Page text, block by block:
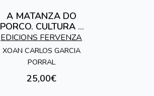
A MATANZA DO
PORCO. CULTURA E
TRADICION
EDICIONS FERVENZA
XOAN CARLOS GARCIA
PORRAL
25,00€